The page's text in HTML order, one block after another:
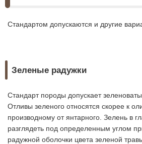
Стандартом допускаются и другие
Зеленые радужки
Стандарт породы допускает
Отливы зеленого относятся скорее к
производному от янтарного. Зелень в
разглядеть под определенным углом
радужной оболочки цвета зеленой